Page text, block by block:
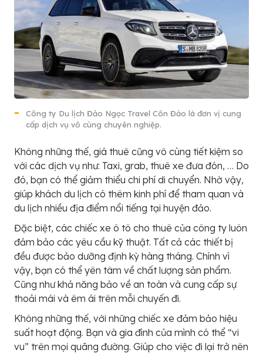
Công ty Du lịch Đảo Ngọc Travel Côn Đảo là đơn vị cung
cấp dịch vụ vô cùng chuyên nghiệp.
Không những thế, giá thuê cũng vô cùng tiết kiệm so
với các dịch vụ như: Taxi, grab, thuê xe đưa đón, … Do
đó, bạn có thể giảm thiểu chi phí di chuyển. Nhờ vậy,
giúp khách du lịch có thêm kinh phí để tham quan và
du lịch nhiều địa điểm nổi tiếng tại huyện đảo.
Đặc biệt, các chiếc xe ô tô cho thuê của công ty luôn
đảm bảo các yêu cầu kỹ thuật. Tất cả các thiết bị
đều được bảo dưỡng định kỳ hàng tháng. Chính vì
vậy, bạn có thể yên tâm về chất lượng sản phẩm.
Cũng như khả năng bảo về an toàn và cung cấp sự
thoải mái và êm ái trên mỗi chuyến đi.
Không những thế, với những chiếc xe đảm bảo hiệu
suất hoạt động. Bạn và gia đình của mình có thể “vi
vu” trên mọi quãng đường. Giúp cho việc đi lại trở nên